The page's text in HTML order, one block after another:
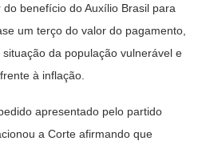
benefício do Auxílio Brasil para
um terço do valor do pagamento,
da população vulnerável e
à inflação.
apresentado pelo partido
a Corte afirmando que